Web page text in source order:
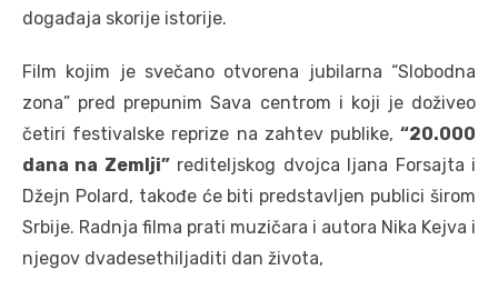
događaja skorije istorije.
Film kojim je svečano otvorena jubilarna “Slobodna
zona” pred prepunim Sava centrom i koji je doživeo
četiri festivalske reprize na zahtev publike, “20.000
dana na Zemlji”rediteljskog dvojca Ijana Forsajta i
Džejn Polard, takođe će biti predstavljen publici širom
Srbije. Radnja filma prati muzičara i autora Nika Kejva i
njegov dvadesethiljaditi dan života,